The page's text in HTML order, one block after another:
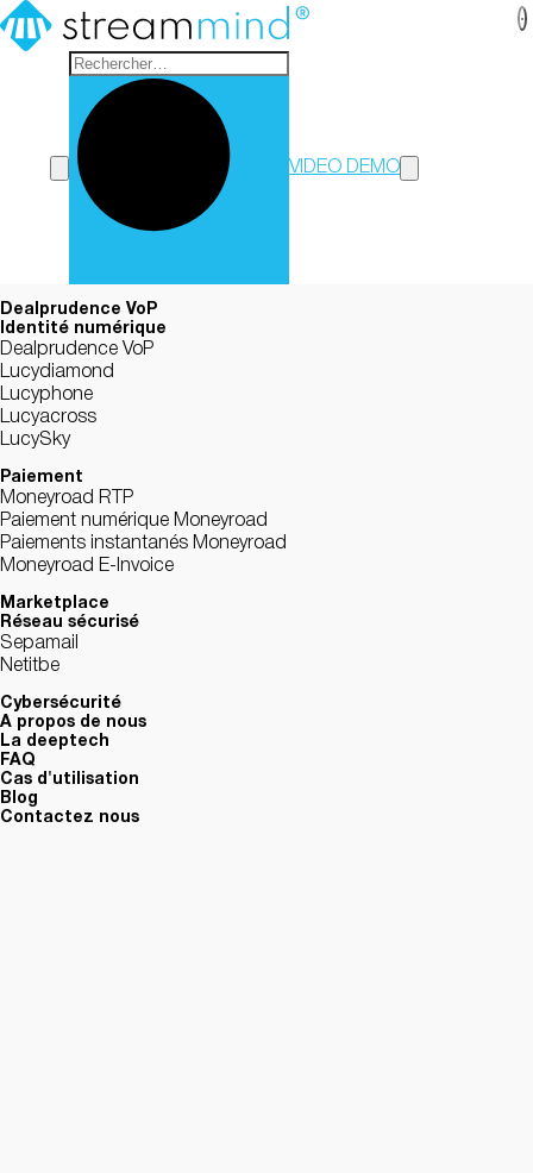
StreamMind
VIDEO DEMO
Dealprudence VoP
Identité numérique
Dealprudence VoP
Lucydiamond
Lucyphone
Lucyacross
LucySky
Paiement
Moneyroad RTP
Paiement numérique Moneyroad
Paiements instantanés Moneyroad
Moneyroad E-Invoice
Marketplace
Réseau sécurisé
Sepamail
Netitbe
Cybersécurité
A propos de nous
La deeptech
FAQ
Cas d'utilisation
Blog
Contactez nous